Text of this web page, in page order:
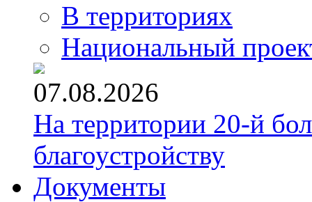
В территориях
Национальный
07.08.2026
На территории 20-й
благоустройству
Документы